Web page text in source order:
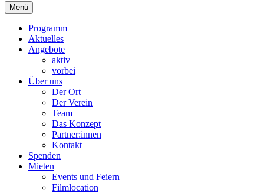
Primäres
Menü
Menü
Programm
Aktuelles
Angebote
aktiv
vorbei
Über uns
Der Ort
Der Verein
Team
Das Konzept
Partner:innen
Kontakt
Spenden
Mieten
Events und Feiern
Filmlocation